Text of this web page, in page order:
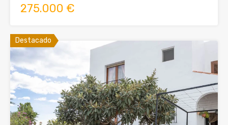
275.000 €
Destacado